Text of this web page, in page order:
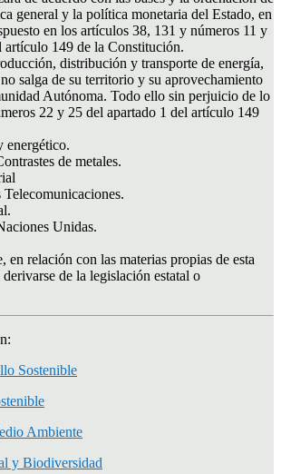
general y la política monetaria del Estado, en
en los artículos 38, 131 y números 11 y
artículo 149 de la Constitución.
distribución y transporte de energía,
salga de su territorio y su aprovechamiento
Autónoma. Todo ello sin perjuicio de lo
22 y 25 del apartado 1 del artículo 149
energético.
de metales.
Unidas.
en relación con las materias propias de esta
de la legislación estatal o
Sostenible
Ambiente
y Biodiversidad